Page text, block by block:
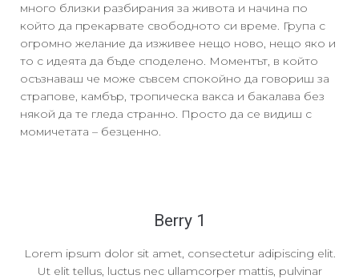
много близки разбирания за живота и начина по
който да прекарвате свободното си време. Група с
огромно желание да изживее нещо ново, нещо яко и
то с идеята да бъде споделено. Моментът, в който
осъзнаваш че може съвсем спокойно да говориш за
страпове, камбър, тропическа вакса и бакалава без
някой да те гледа странно. Просто да се видиш с
момичетата – безценно.
Berry 1
Lorem ipsum dolor sit amet, consectetur adipiscing elit.
Ut elit tellus, luctus nec ullamcorper mattis, pulvinar